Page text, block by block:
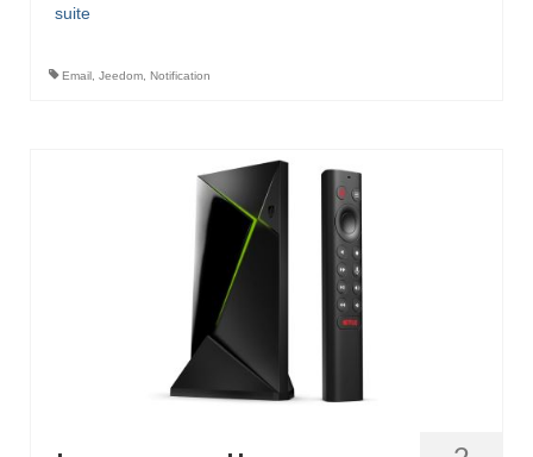
suite­­
Email Jeedom Notification